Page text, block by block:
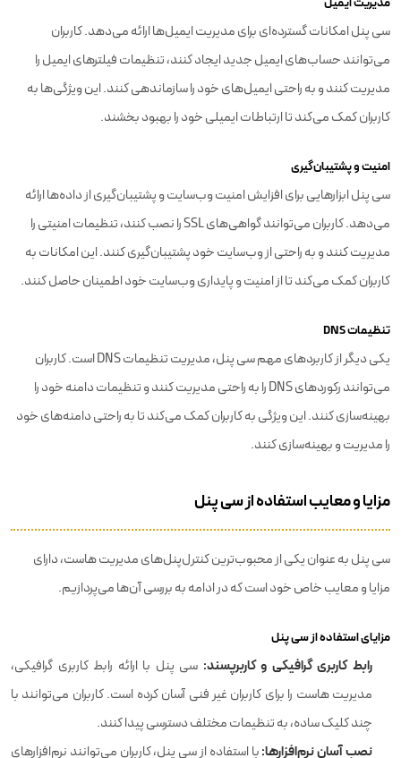
سی پنل امکانات گسترده‌ای برای مدیریت ایمیل‌ها ارائه می‌دهد. کاربران
می‌توانند حساب‌های ایمیل جدید ایجاد کنند، تنظیمات فیلترهای ایمیل را
مدیریت کنند و به راحتی ایمیل‌های خود را سازماندهی کنند. این ویژگی‌ها به
کاربران کمک می‌کند تا ارتباطات ایمیلی خود را بهبود بخشند.
امنیت و پشتیبان‌گیری
سی پنل ابزارهایی برای افزایش امنیت وب‌سایت و پشتیبان‌گیری از داده‌ها ارائه
می‌دهد. کاربران می‌توانند گواهی‌های SSL را نصب کنند، تنظیمات امنیتی را
مدیریت کنند و به راحتی از وب‌سایت خود پشتیبان‌گیری کنند. این امکانات به
کاربران کمک می‌کند تا از امنیت و پایداری وب‌سایت خود اطمینان حاصل کنند.
تنظیمات DNS
یکی دیگر از کاربردهای مهم سی پنل، مدیریت تنظیمات DNS است. کاربران
می‌توانند رکوردهای DNS را به راحتی مدیریت کنند و تنظیمات دامنه خود را
بهینه‌سازی کنند. این ویژگی به کاربران کمک می‌کند تا به راحتی دامنه‌های خود
را مدیریت و بهینه‌سازی کنند.
مزایا و معایب استفاده از سی پنل
سی پنل به عنوان یکی از محبوب‌ترین کنترل‌پنل‌های مدیریت هاست، دارای
مزایا و معایب خاص خود است که در ادامه به بررسی آن‌ها می‌پردازیم.
مزایای استفاده از سی پنل
رابط کاربری گرافیکی و کاربرپسند: سی پنل با ارائه رابط کاربری گرافیکی،
مدیریت هاست را برای کاربران غیر فنی آسان کرده است. کاربران می‌توانند با
چند کلیک ساده، به تنظیمات مختلف دسترسی پیدا کنند.
نصب آسان نرم‌افزارها:با استفاده از سی پنل، کاربران می‌توانند نرم‌افزارهای